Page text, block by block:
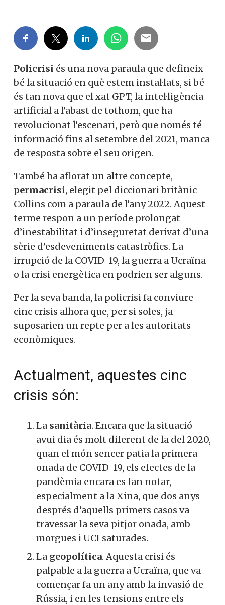
Policrisi és una nova paraula que defineix
bé la situació en què estem instal·lats, si bé
és tan nova que el xat GPT, la intel·ligència
artificial a l’abast de tothom, que ha
revolucionat l’escenari, però que només té
informació fins al setembre del 2021, manca
de resposta sobre el seu origen.
També ha aflorat un altre concepte,
permacrisi, elegit pel diccionari britànic
Collins com a paraula de l’any 2022. Aquest
terme respon a un període prolongat
d’inestabilitat i d’inseguretat derivat d’una
sèrie d’esdeveniments catastròfics. La
irrupció de la COVID-19, la guerra a Ucraïna
o la crisi energètica en podrien ser alguns.
Per la seva banda, la policrisi fa conviure
cinc crisis alhora que, per si soles, ja
suposarien un repte per a les autoritats
econòmiques.
Actualment, aquestes cinc
crisis són:
La sanitària. Encara que la situació
avui dia és molt diferent de la del 2020,
quan el món sencer patia la primera
onada de COVID-19, els efectes de la
pandèmia encara es fan notar,
especialment a la Xina, que dos anys
després d’aquells primers casos va
travessar la seva pitjor onada, amb
morgues i UCI saturades.
La geopolítica. Aquesta crisi és
palpable a la guerra a Ucraïna, que va
començar fa un any amb la invasió de
Rússia, i en les tensions entre els